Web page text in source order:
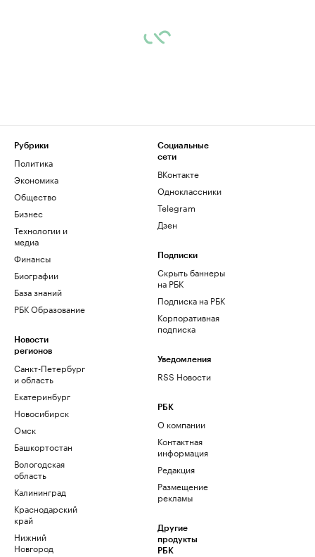
Рубрики
Политика
Экономика
Общество
Бизнес
Технологии и
медиа
Финансы
Биографии
База знаний
РБК Образование
Новости
регионов
Санкт-Петербург
и область
Екатеринбург
Новосибирск
Омск
Башкортостан
Вологодская
область
Калининград
Краснодарский
край
Нижний
Новгород
Социальные
сети
ВКонтакте
Одноклассники
Telegram
Дзен
Подписки
Скрыть баннеры
на РБК
Подписка на РБК
Корпоративная
подписка
Уведомления
RSS Новости
РБК
О компании
Контактная
информация
Редакция
Размещение
рекламы
Другие
продукты
РБК